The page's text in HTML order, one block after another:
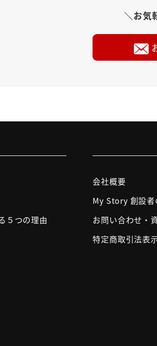
＼お気
５つの理由
会社概要
My Story 創設者
お問い合わせ・
特定商取引法表